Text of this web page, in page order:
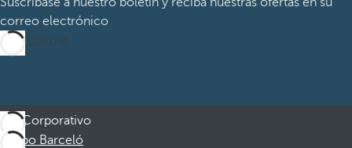
correo electrónico
Suscribirme
Corporativo
Grupo Barceló